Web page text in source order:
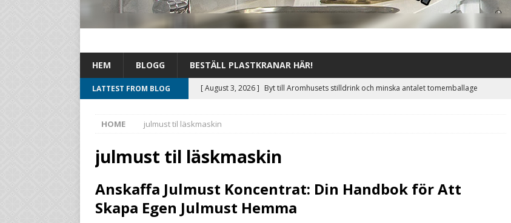
HEM BLOGG BESTÄLL PLASTKRANAR HÄR!
LATTEST FROM BLOG [ August 3, 2026 ] Byt till Aromhusets stilldrink och minska antalet tomemballage
[ August 1, 2026 ]
UNCATEGORIZED
marginalen UNCATEGORIZED
[ July 29, 2026 ] Gör dryckeserien unik med Aromhusets stilldrink istället för
HOME julmust til läskmaskin
julmust til läskmaskin
Anskaffa Julmust Koncentrat: Din Handbok för Att
Skapa Egen Julmust Hemma